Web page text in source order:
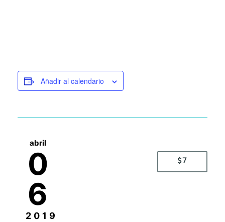
Añadir al calendario
abril
0
6
2019
$7